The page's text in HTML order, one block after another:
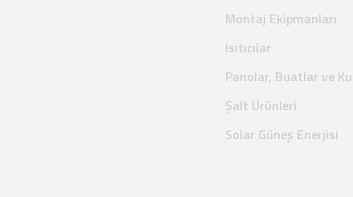
Montaj Ekipmanları
Isıtıcılar
Panolar, Buatlar ve
Şalt Ürünleri
Solar Güneş Enerjisi